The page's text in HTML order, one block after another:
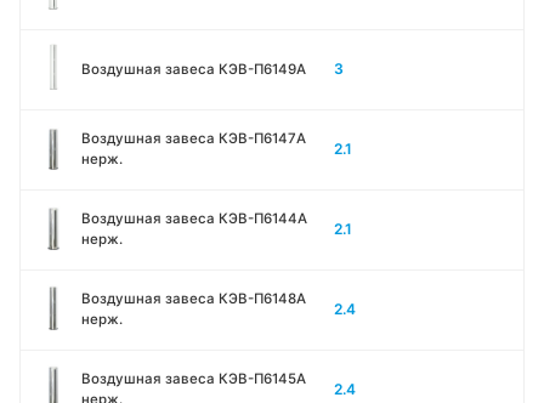
Воздушная завеса КЭВ-П6149A 3
Воздушная завеса КЭВ-П6147A
нерж.
2.1
Воздушная завеса КЭВ-П6144A
нерж.
2.1
Воздушная завеса КЭВ-П6148A
нерж.
2.4
Воздушная завеса КЭВ-П6145A
2.4